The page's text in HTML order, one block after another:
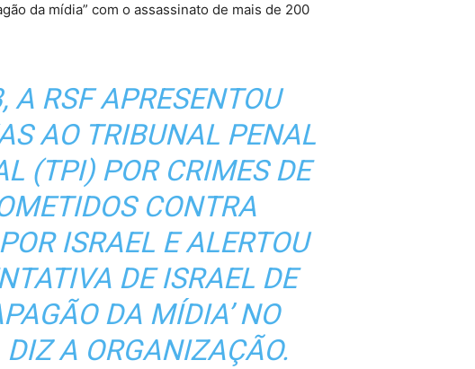
da mídia” com o assassinato de mais de 200
A RSF APRESENTOU
AO TRIBUNAL PENAL
(TPI) POR CRIMES DE
CONTRA
ISRAEL E ALERTOU
DE ISRAEL DE
DA MÍDIA’ NO
DIZ A ORGANIZAÇÃO.